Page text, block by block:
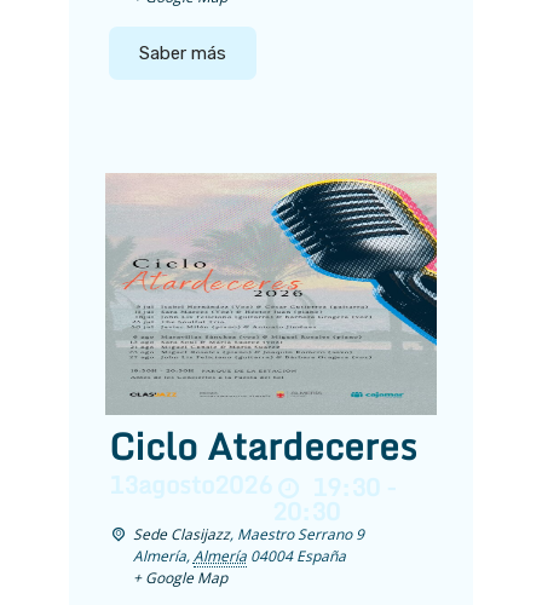
Saber más
Ciclo Atardeceres
13agosto2026 19:30 -
20:30
Sede Clasijazz, Maestro Serrano 9
Almería, Almería 04004 España
+ Google Map